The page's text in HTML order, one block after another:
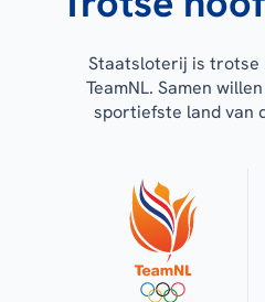
Staatsloterij is trotse
TeamNL. Samen
sportiefste land van